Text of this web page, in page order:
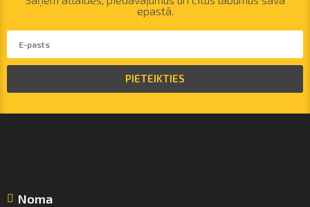
epastā.
PIETEIKTIES
Noma